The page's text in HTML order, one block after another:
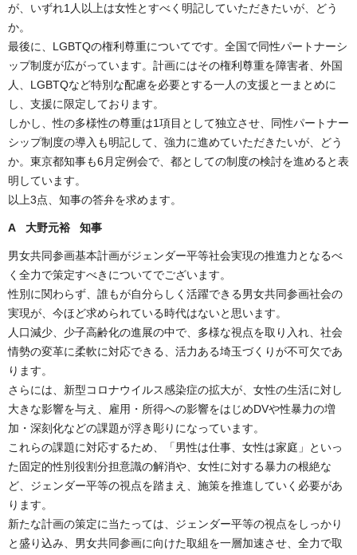
が、いずれ1人以上は女性とすべく明記していただきたいが、どう
か。
最後に、LGBTQの権利尊重についてです。全国で同性パートナーシ
ップ制度が広がっています。計画にはその権利尊重を障害者、外国
人、LGBTQなど特別な配慮を必要とする一人の支援と一まとめに
し、支援に限定しております。
しかし、性の多様性の尊重は1項目として独立させ、同性パートナー
シップ制度の導入も明記して、強力に進めていただきたいが、どう
か。東京都知事も6月定例会で、都としての制度の検討を進めると表
明しています。
以上3点、知事の答弁を求めます。
A 大野元裕 知事
男女共同参画基本計画がジェンダー平等社会実現の推進力となるべ
く全力で策定すべきについてでございます。
性別に関わらず、誰もが自分らしく活躍できる男女共同参画社会の
実現が、今ほど求められている時代はないと思います。
人口減少、少子高齢化の進展の中で、多様な視点を取り入れ、社会
情勢の変革に柔軟に対応できる、活力ある埼玉づくりが不可欠であ
ります。
さらには、新型コロナウイルス感染症の拡大が、女性の生活に対し
大きな影響を与え、雇用・所得への影響をはじめDVや性暴力の増
加・深刻化などの課題が浮き彫りになっています。
これらの課題に対応するため、「男性は仕事、女性は家庭」といっ
た固定的性別役割分担意識の解消や、女性に対する暴力の根絶な
ど、ジェンダー平等の視点を踏まえ、施策を推進していく必要があ
ります。
新たな計画の策定に当たっては、ジェンダー平等の視点をしっかり
と盛り込み、男女共同参画に向けた取組を一層加速させ、全力で取